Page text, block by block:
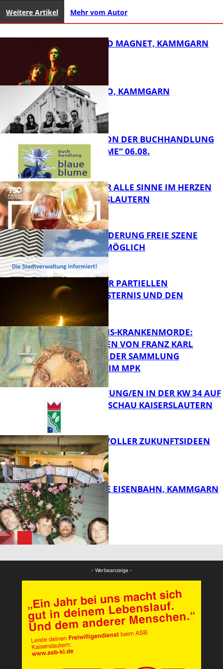
Weitere Artikel Mehr vom Autor
FB Kultur
DIRTY SOUND MAGNET, KAMMGARN
ROSE TATTOO, KAMMGARN
FB Kultur
LESETIPPS VON DER BUCHHANDLUNG
„BLAUE BLUME“ 06.08.
FB Kultur
GENÜSSE FÜR ALLE SINNE IM HERZEN
VON KAISERSLAUTERN
PROJEKTFÖRDERUNG FREIE SZENE
WEITERHIN MÖGLICH
Bildung
VORTRAG ZUR PARTIELLEN
SONNENFINSTERNIS UND DEN
PERSEIDEN
OPFER DER NS-KRANKENMORDE:
ZEICHNUNGEN VON FRANZ KARL
BÜHLER AUS DER SAMMLUNG
PRINZHORN IM MPK
FB Kultur
VERANSTALTUNG/EN IN DER KW 34 AUF
DER GARTENSCHAU KAISERSLAUTERN
FB Kultur
FILMROLLE VOLLER ZUKUNFTSIDEEN
DIE HÖCHSTE EISENBAHN, KAMMGARN
- Werbeanzeige -